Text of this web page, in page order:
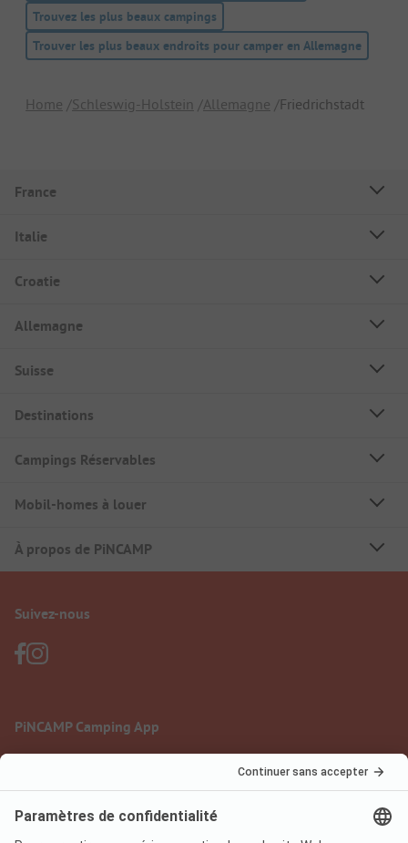
Trouvez les plus beaux campings
Trouver les plus beaux endroits pour camper en Allemagne
Home Schleswig-Holstein Allemagne Friedrichstadt
France
Italie
Croatie
Allemagne
Suisse
Destinations
Campings Réservables
Mobil-homes à louer
À propos de PiNCAMP
Suivez-nous
PiNCAMP Camping App